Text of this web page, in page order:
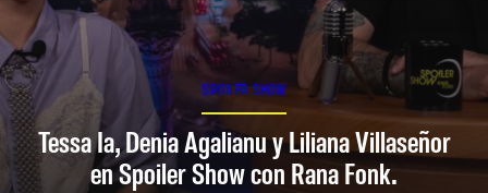
SPOILER SHOW
Tessa Ia, Denia Agalianu y Liliana Villaseñor
en Spoiler Show con Rana Fonk.